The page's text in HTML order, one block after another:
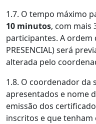
1.7. O tempo máximo
10 minutos, com mais
participantes. A ordem
PRESENCIAL) será
alterada pelo
1.8. O coordenador da
apresentados e nome
emissão dos
inscritos e que